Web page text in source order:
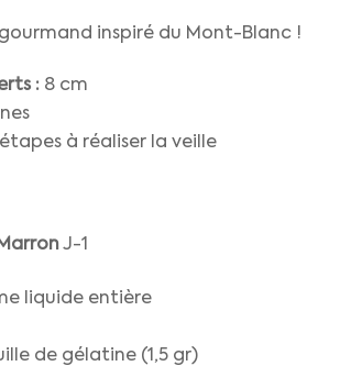
inspiré du Mont-Blanc !
: 8 cm
à réaliser la veille
J-1
liquide entière
de gélatine (1,5 gr)